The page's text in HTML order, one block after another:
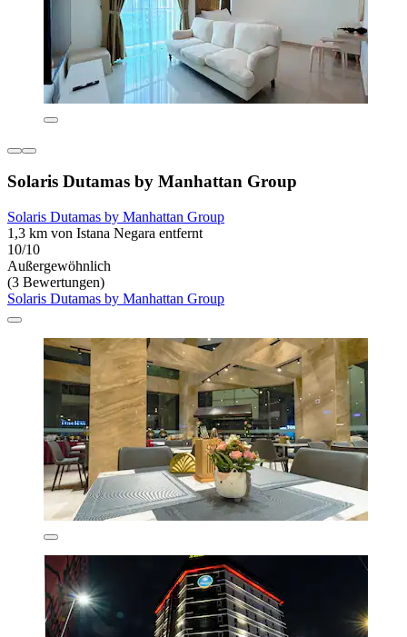
Solaris Dutamas by Manhattan Group
Solaris Dutamas by Manhattan Group
1,3 km von Istana Negara entfernt
10/10
Außergewöhnlich
(3 Bewertungen)
Solaris Dutamas by Manhattan Group